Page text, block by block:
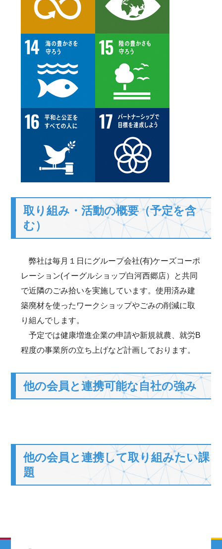
取り組み・活動の概要（予定を含
む）
弊社は毎月１日にグループ会社(有)ケーズコーポ
レーション(イーグルショップ白河西郷店）と共同
で近隣のごみ拾いを実施しています。使用済み建
築廃材を使ったワークショップやごみの削減に取
り組んでします。
予定では健康増進企業の申請や新規就農、就労B
程度の事業所の立ち上げなど計画しております。
他の会員と連携可能な自社の強み
他の会員と連携して取り組みたい課
題